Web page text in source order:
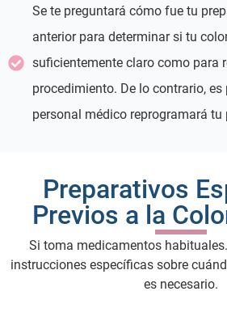
Se te preguntará cómo fue tu
anterior para determinar si tu
suficientemente claro como para
procedimiento. De lo contrario, es
personal médico reprogramará tu
Preparativos
Previos a la
Si toma medicamentos
instrucciones específicas sobre
es necesario.